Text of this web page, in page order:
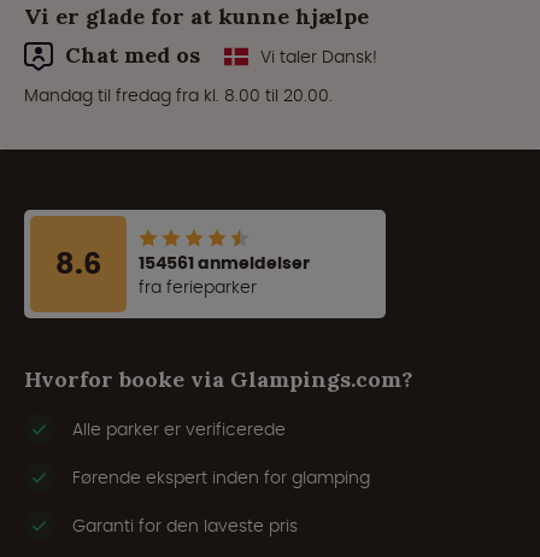
Vi er glade for at kunne hjælpe
Chat med os
Vi taler Dansk!
Mandag til fredag fra kl. 8.00 til 20.00.
8.6
154561 anmeldelser
fra ferieparker
Hvorfor booke via Glampings.com?
Alle parker er verificerede
Førende ekspert inden for glamping
Garanti for den laveste pris